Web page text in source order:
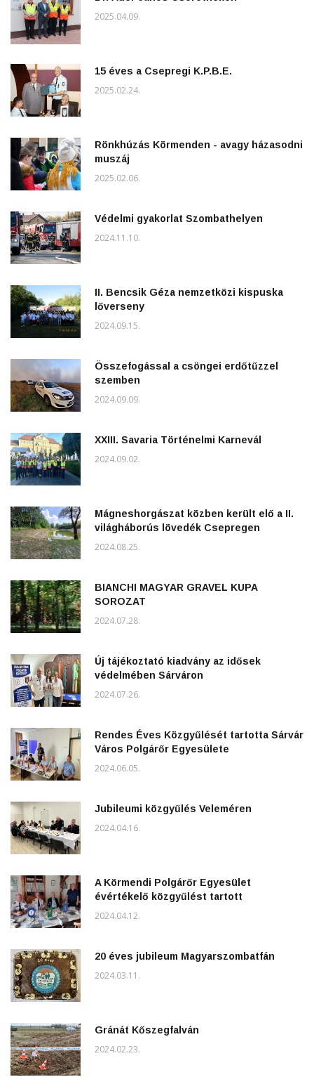
2025.04.09.
15 éves a Csepregi K.P.B.E.
2025.02.24.
Rönkhúzás Körmenden - avagy házasodni
muszáj
2025.02.06.
Védelmi gyakorlat Szombathelyen
2024.11.10.
II. Bencsik Géza nemzetközi kispuska
lőverseny
2024.09.15.
Összefogással a csöngei erdőtűzzel
szemben
2024.09.09.
XXIII. Savaria Történelmi Karnevál
2024.09.02.
Mágneshorgászat közben került elő a II.
világháborús lövedék Csepregen
2024.08.25.
BIANCHI MAGYAR GRAVEL KUPA
SOROZAT
2024.07.28.
Új tájékoztató kiadvány az idősek
védelmében Sárváron
2024.07.26.
Rendes Éves Közgyűlését tartotta Sárvár
Város Polgárőr Egyesülete
2024.06.05.
Jubileumi közgyűlés Veleméren
2024.04.16.
A Körmendi Polgárőr Egyesület
évértékelő közgyűlést tartott
2024.04.12.
20 éves jubileum Magyarszombatfán
2024.03.11.
Gránát Kőszegfalván
2024.02.23.